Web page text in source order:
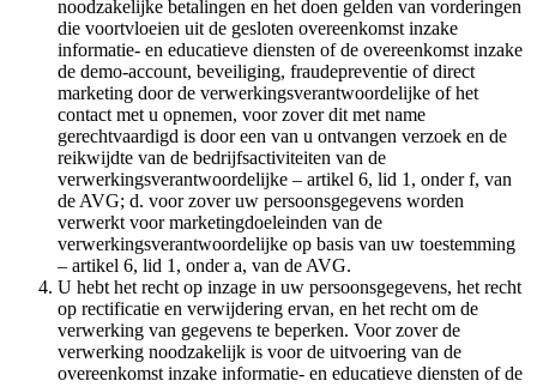
noodzakelijke betalingen en het doen gelden van vorderingen
die voortvloeien uit de gesloten overeenkomst inzake
informatie- en educatieve diensten of de overeenkomst inzake
de demo-account, beveiliging, fraudepreventie of direct
marketing door de verwerkingsverantwoordelijke of het
contact met u opnemen, voor zover dit met name
gerechtvaardigd is door een van u ontvangen verzoek en de
reikwijdte van de bedrijfsactiviteiten van de
verwerkingsverantwoordelijke – artikel 6, lid 1, onder f, van
de AVG; d. voor zover uw persoonsgegevens worden
verwerkt voor marketingdoeleinden van de
verwerkingsverantwoordelijke op basis van uw toestemming
– artikel 6, lid 1, onder a, van de AVG.
U hebt het recht op inzage in uw persoonsgegevens, het recht
op rectificatie en verwijdering ervan, en het recht om de
verwerking van gegevens te beperken. Voor zover de
verwerking noodzakelijk is voor de uitvoering van de
overeenkomst inzake informatie- en educatieve diensten of de